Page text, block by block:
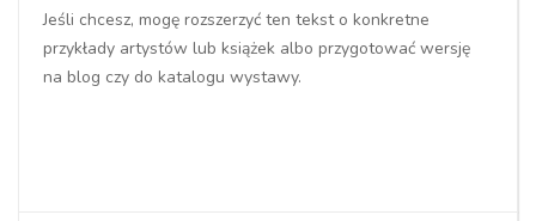
Jeśli chcesz, mogę rozszerzyć ten tekst o konkretne
przykłady artystów lub książek albo przygotować wersję
na blog czy do katalogu wystawy.